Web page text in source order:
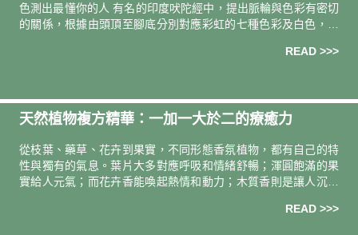
色測出最懂你的人 有名的印度吠陀經中，提出脈輪與色彩有密切
的關係，根據由頭頂至腳底分別對應彩虹的七種色彩及白色，衍
READ >>>
天然植物複方精華：一加一大於二的療癒力
從枝葉、藥草、花卉到果實，不同形態香氛植物，都有自己的特
性與獨有的氣息。葉片大多對應呼吸和情緒舒暢；渾圓飽滿的果
實給人元氣；而花卉香能喚起熱情和動力；木質香則是讓人沉穩
READ >>>